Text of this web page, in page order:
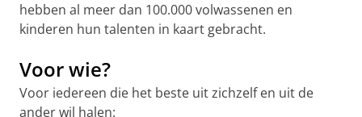
hebben al meer dan 100.000 volwassenen en
kinderen hun talenten in kaart gebracht.
Voor wie?
Voor iedereen die het beste uit zichzelf en uit de
ander wil halen: